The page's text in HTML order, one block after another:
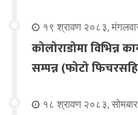
१९ श्रावण २०८३,
कोलोराडोमा विभिन्न
सम्पन्न (फोटो
१८ श्रावण २०८३, सोमबार